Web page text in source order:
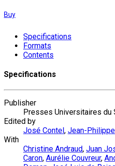
Buy
Specifications
Formats
Contents
Specifications
Publisher
Presses Universitaires du
Edited by
José Contel, Jean-
With
Christine Andraud, Juan
Caron, Aurélie Couvreur,